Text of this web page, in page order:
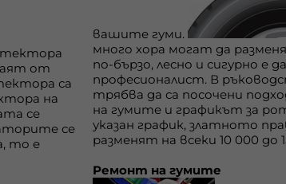
от
са
на
се
се
то е
вашите гуми.
много хора могат да
по-бързо, лесно и сигурно е
професионалист. В
трябва да са посочени
на гумите и графикът за
указан график, златното
разменят на всеки 10 000 до
Ремонт на гумите